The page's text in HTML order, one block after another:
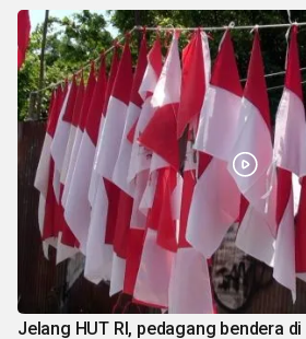
Jelang HUT RI, pedagang bendera